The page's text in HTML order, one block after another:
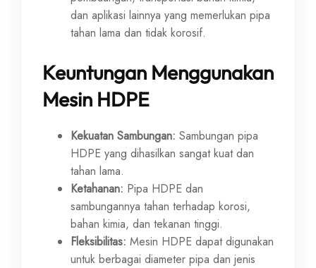
dan aplikasi lainnya yang memerlukan pipa
tahan lama dan tidak korosif.
Keuntungan Menggunakan
Mesin HDPE
Kekuatan Sambungan: Sambungan pipa
HDPE yang dihasilkan sangat kuat dan
tahan lama.
Ketahanan: Pipa HDPE dan
sambungannya tahan terhadap korosi,
bahan kimia, dan tekanan tinggi.
Fleksibilitas: Mesin HDPE dapat digunakan
untuk berbagai diameter pipa dan jenis